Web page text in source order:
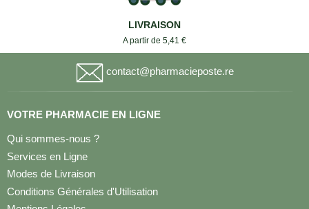
LIVRAISON
A partir de 5,41 €
contact@pharmacieposte.re
VOTRE PHARMACIE EN LIGNE
Qui sommes-nous ?
Services en Ligne
Modes de Livraison
Conditions Générales d'Utilisation